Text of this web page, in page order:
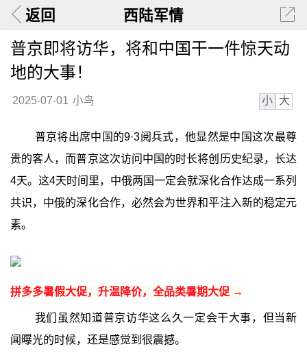
返回 西陆军情
普京即将访华，将和中国干一件惊天动
地的大事！
2025-07-01 小鸟 小 大
普京将出席中国的9·3阅兵式，他显然是中国这次最尊
贵的客人，而普京这次访问中国的时长将创历史纪录，长达
4天。这4天时间里，中俄两国一定会就深化合作达成一系列
共识，中俄的深化合作，必然会为世界和平注入新的稳定元
素。
拼多多暑假大促，升温降价，全品类暑期大促 →
我们虽然知道普京访华这么久一定会干大事，但当新
闻曝光的时候，还是感觉到很震撼。